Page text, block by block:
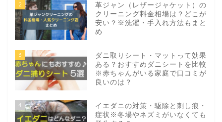
2
革ジャン（レザージャケット）の
クリーニング料金相場は？どこが
安い？※洗濯・手入れ方法もまと
め
3
ダニ取りシート・マットって効果
ある？おすすめダニシートを比較
※赤ちゃんがいる家庭で口コミが
良いのは？
4
イエダニの対策・駆除と刺し痕・
症状※冬場やネズミがいなくても